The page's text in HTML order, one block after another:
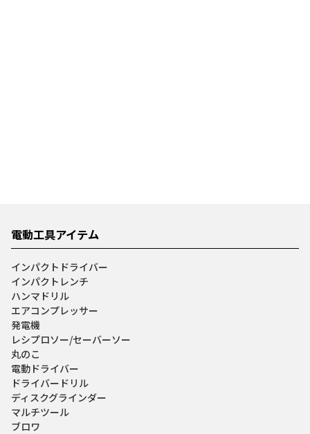
電動工具アイテム
インパクトドライバー
インパクトレンチ
ハンマドリル
エアコンプレッサー
発電機
レシプロソー/セーバーソー
丸のこ
電動ドライバー
ドライバードリル
ディスクグラインダー
マルチツール
ブロワ